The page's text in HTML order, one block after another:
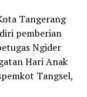
Tangerang
pemberian
Ngider
Hari Anak
Tangsel,